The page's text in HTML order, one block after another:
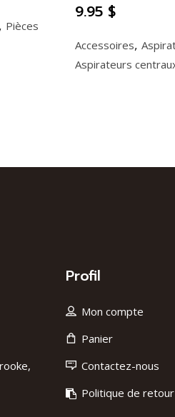
, Pièces
Accessoires,
Aspirateurs
9.95 $
Profil
Mon compte
Panier
Contactez-nous
Politique de